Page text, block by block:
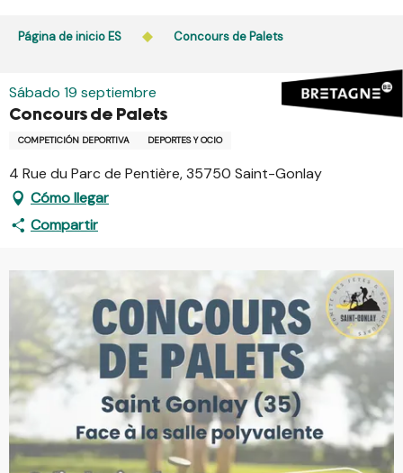
Página de inicio ES Concours de Palets
Sábado 19 septiembre
Concours de Palets
COMPETICIÓN DEPORTIVA DEPORTES Y OCIO
4 Rue du Parc de Pentière, 35750 Saint-Gonlay
Cómo llegar
Compartir